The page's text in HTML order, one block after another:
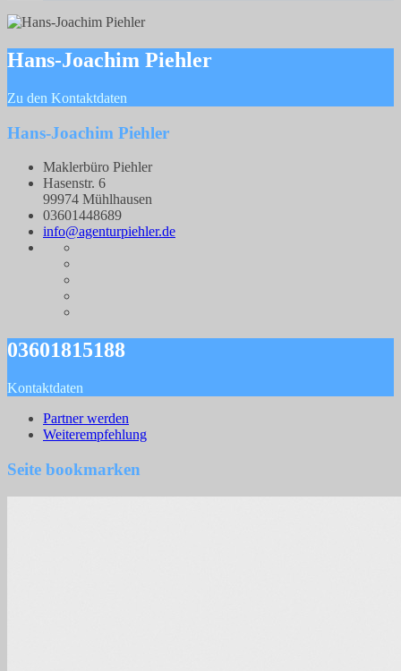
Hans-Joachim Piehler
Zu den Kontaktdaten
Hans-Joachim Piehler
Maklerbüro Piehler
Hasenstr. 6
99974 Mühlhausen
03601448689
info@agenturpiehler.de
03601815188
Kontaktdaten
Partner werden
Weiterempfehlung
Seite bookmarken